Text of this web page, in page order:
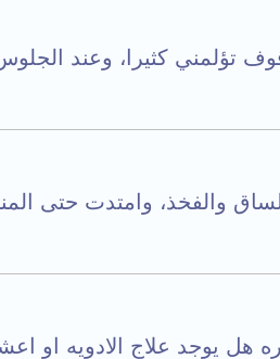
تؤلمني كثيرا، وعند
والفخذ، وامتدت حتى
يوجد علاج الادويه او